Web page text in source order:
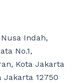
Indah,
No.1,
Kota Jakarta
Jakarta 12750